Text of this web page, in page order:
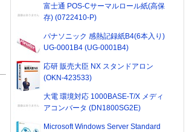
富士通 POS-Cサーマルロール紙(高保
存) (0722410-P)
パナソニック 感熱記録紙B4(6本入り)
UG-0001B4 (UG-0001B4)
応研 販売大臣 NX スタンドアロン
(OKN-423533)
大電 環境対応 1000BASE-T/X メディ
アコンバータ (DN1800SG2E)
Microsoft Windows Server Standard